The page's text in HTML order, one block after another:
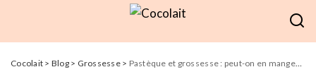
Cocolait > Blog> Grossesse> Pastèque et grossesse : peut-on en manger sans risque?